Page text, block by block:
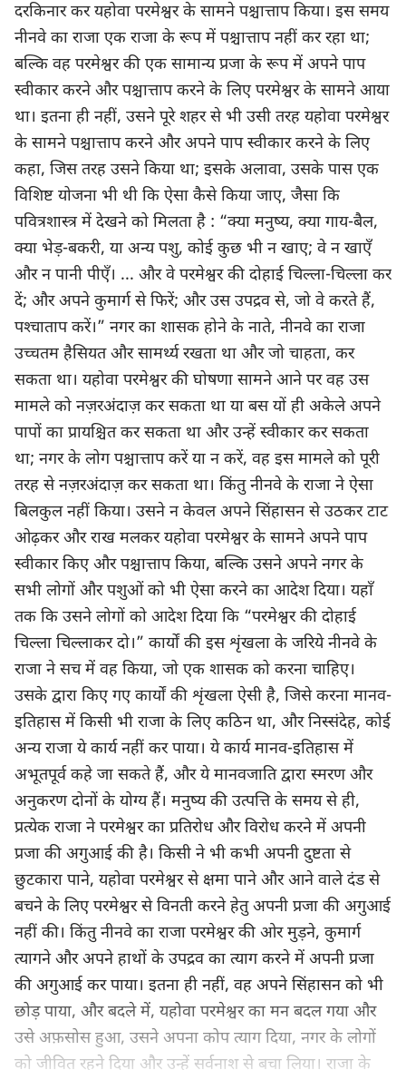
दरकिनार कर यहोवा परमेश्वर के सामने पश्चात्ताप किया। इस समय
नीनवे का राजा एक राजा के रूप में पश्चात्ताप नहीं कर रहा था;
बल्कि वह परमेश्वर की एक सामान्य प्रजा के रूप में अपने पाप
स्वीकार करने और पश्चात्ताप करने के लिए परमेश्वर के सामने आया
था। इतना ही नहीं, उसने पूरे शहर से भी उसी तरह यहोवा परमेश्वर
के सामने पश्चात्ताप करने और अपने पाप स्वीकार करने के लिए
कहा, जिस तरह उसने किया था; इसके अलावा, उसके पास एक
विशिष्ट योजना भी थी कि ऐसा कैसे किया जाए, जैसा कि
पवित्रशास्त्र में देखने को मिलता है : “क्या मनुष्य, क्या गाय-बैल,
क्या भेड़-बकरी, या अन्य पशु, कोई कुछ भी न खाए; वे न खाएँ
और न पानी पीएँ। ... और वे परमेश्वर की दोहाई चिल्‍ला-चिल्‍ला कर
दें; और अपने कुमार्ग से फिरें; और उस उपद्रव से, जो वे करते हैं,
पश्‍चाताप करें।” नगर का शासक होने के नाते, नीनवे का राजा
उच्चतम हैसियत और सामर्थ्य रखता था और जो चाहता, कर
सकता था। यहोवा परमेश्वर की घोषणा सामने आने पर वह उस
मामले को नज़रअंदाज़ कर सकता था या बस यों ही अकेले अपने
पापों का प्रायश्चित कर सकता था और उन्हें स्वीकार कर सकता
था; नगर के लोग पश्चात्ताप करें या न करें, वह इस मामले को पूरी
तरह से नज़रअंदाज़ कर सकता था। किंतु नीनवे के राजा ने ऐसा
बिलकुल नहीं किया। उसने न केवल अपने सिंहासन से उठकर टाट
ओढ़कर और राख मलकर यहोवा परमेश्वर के सामने अपने पाप
स्वीकार किए और पश्चात्ताप किया, बल्कि उसने अपने नगर के
सभी लोगों और पशुओं को भी ऐसा करने का आदेश दिया। यहाँ
तक कि उसने लोगों को आदेश दिया कि “परमेश्वर की दोहाई
चिल्ला चिल्लाकर दो।” कार्यों की इस शृंखला के जरिये नीनवे के
राजा ने सच में वह किया, जो एक शासक को करना चाहिए।
उसके द्वारा किए गए कार्यों की शृंखला ऐसी है, जिसे करना मानव-
इतिहास में किसी भी राजा के लिए कठिन था, और निस्संदेह, कोई
अन्य राजा ये कार्य नहीं कर पाया। ये कार्य मानव-इतिहास में
अभूतपूर्व कहे जा सकते हैं, और ये मानवजाति द्वारा स्मरण और
अनुकरण दोनों के योग्य हैं। मनुष्य की उत्पत्ति के समय से ही,
प्रत्येक राजा ने परमेश्वर का प्रतिरोध और विरोध करने में अपनी
प्रजा की अगुआई की है। किसी ने भी कभी अपनी दुष्टता से
छुटकारा पाने, यहोवा परमेश्वर से क्षमा पाने और आने वाले दंड से
बचने के लिए परमेश्वर से विनती करने हेतु अपनी प्रजा की अगुआई
नहीं की। किंतु नीनवे का राजा परमेश्वर की ओर मुड़ने, कुमार्ग
त्यागने और अपने हाथों के उपद्रव का त्याग करने में अपनी प्रजा
की अगुआई कर पाया। इतना ही नहीं, वह अपने सिंहासन को भी
छोड़ पाया, और बदले में, यहोवा परमेश्वर का मन बदल गया और
उसे अफ़सोस हुआ, उसने अपना कोप त्याग दिया, नगर के लोगों
को जीवित रहने दिया और उन्हें सर्वनाश से बचा लिया। राजा के